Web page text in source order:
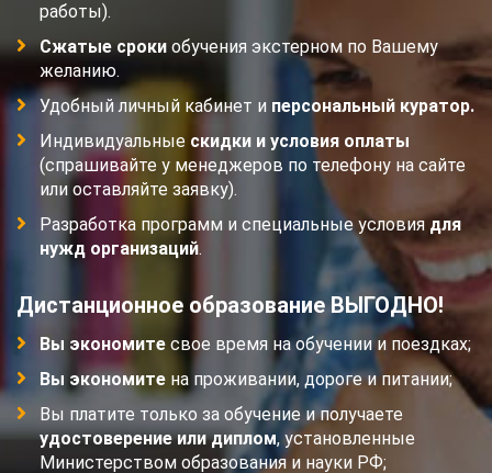
работы).
Сжатые сроки обучения экстерном по Вашему
желанию.
Удобный личный кабинет и персональный куратор.
Индивидуальные скидки и условия оплаты
(спрашивайте у менеджеров по телефону на сайте
или оставляйте заявку).
Разработка программ и специальные условия для
нужд организаций.
Дистанционное образование ВЫГОДНО!
Вы экономите свое время на обучении и поездках;
Вы экономите на проживании, дороге и питании;
Вы платите только за обучение и получаете
удостоверение или диплом, установленные
Министерством образования и науки РФ;